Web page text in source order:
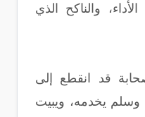
والناكح الذي
قد انقطع إلى
وسلم يخدمه، ويبيت